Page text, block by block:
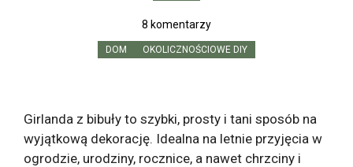
8 komentarzy
DOM OKOLICZNOŚCIOWE DIY
Girlanda z bibuły to szybki, prosty i tani sposób na
wyjątkową dekorację. Idealna na letnie przyjęcia w
ogrodzie, urodziny, rocznice, a nawet chrzciny i